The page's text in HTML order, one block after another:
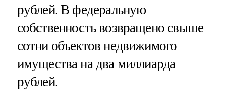
рублей. В федеральную
собственность возвращено свыше
сотни объектов недвижимого
имущества на два миллиарда
рублей.